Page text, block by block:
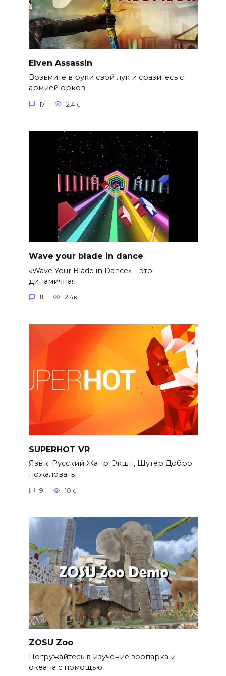
Elven Assassin
Возьмите в руки свой лук и сразитесь с
армией орков
17 2.4к.
Wave your blade in dance
«Wave Your Blade in Dance» – это
динамичная
11 2.4к.
SUPERHOT VR
Язык: Русский Жанр: Экшн, Шутер Добро
пожаловать
9 10к.
ZOSU Zoo
Погружайтесь в изучение зоопарка и
океана с помощью